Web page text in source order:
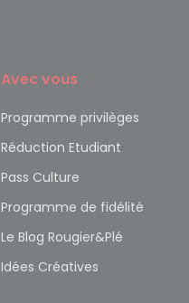
Avec vous
Programme privilèges
Réduction Etudiant
Pass Culture
Programme de fidélité
Le Blog Rougier&Plé
Idées Créatives